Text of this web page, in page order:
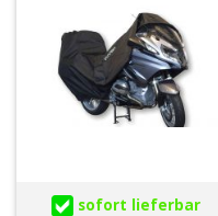
sofort lieferbar